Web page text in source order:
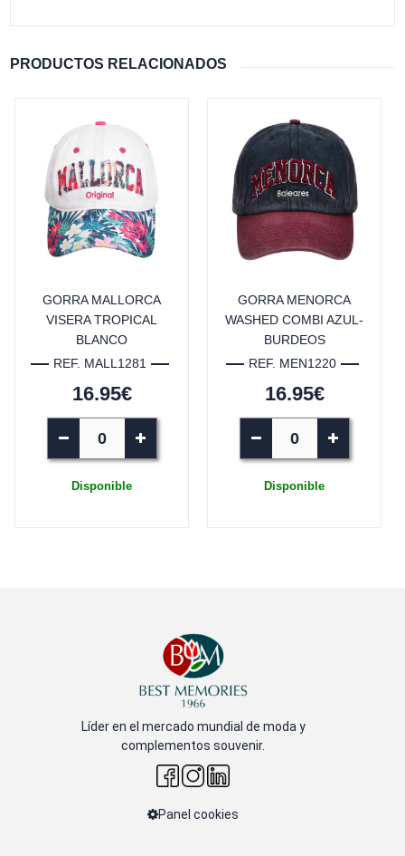
PRODUCTOS RELACIONADOS
GORRA MALLORCA
VISERA TROPICAL
BLANCO
REF. MALL1281
16.95€
Disponible
GORRA MENORCA
WASHED COMBI AZUL-
BURDEOS
REF. MEN1220
16.95€
Disponible
Líder en el mercado mundial de moda y
complementos souvenir.
Panel cookies